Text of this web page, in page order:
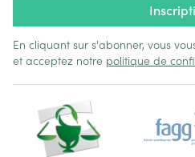
En cliquant sur s'abonner, vous
et acceptez notre politique de